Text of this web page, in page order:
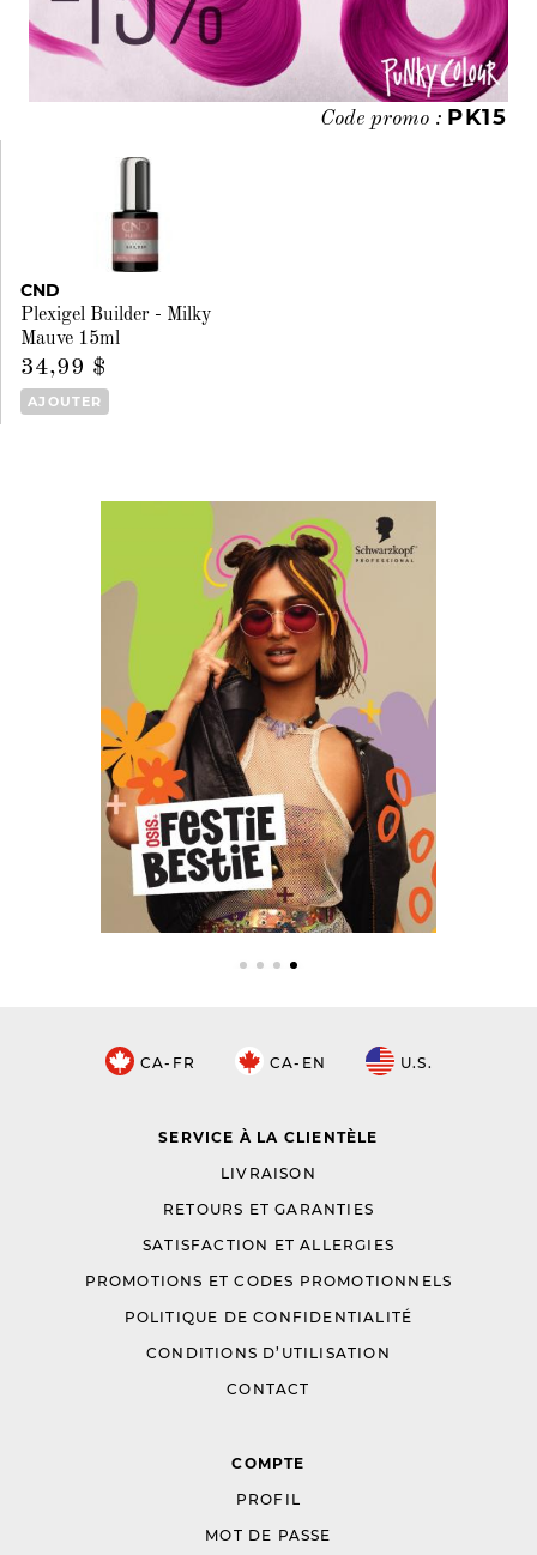
CND
Plexigel Builder - Milky
Mauve 15ml
34,99 $
AJOUTER
Code promo : PK15
CA-FR CA-EN U.S.
SERVICE À LA CLIENTÈLE
LIVRAISON
RETOURS ET GARANTIES
SATISFACTION ET ALLERGIES
PROMOTIONS ET CODES PROMOTIONNELS
POLITIQUE DE CONFIDENTIALITÉ
CONDITIONS D’UTILISATION
CONTACT
COMPTE
PROFIL
MOT DE PASSE